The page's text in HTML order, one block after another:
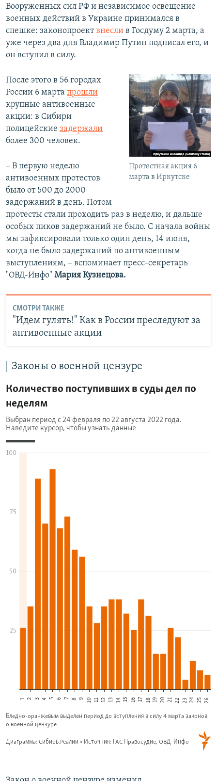
Вооруженных сил РФ и независимое освещение
военных действий в Украине принимался в
спешке: законопроектвнесли в Госдуму 2 марта, а
уже через два дня Владимир Путин подписал его, и
он вступил в силу.
Протестная акция 6
марта в Иркутске
После этого в 56 городах
России 6 марта прошли
крупные антивоенные
акции: в Сибири
полицейские задержали
более 300 человек.
– В первую неделю
антивоенных протестов
было от 500 до 2000
задержаний в день. Потом
протесты стали проходить раз в неделю, и дальше
особых пиков задержаний не было. С начала войны
мы зафиксировали только один день, 14 июня,
когда не было задержаний по антивоенным
выступлениям, – вспоминает пресс-секретарь
"ОВД-Инфо" Мария Кузнецова.
СМОТРИ ТАКЖЕ
"Идем гулять!" Как в России преследуют за
антивоенные акции
Законы о военной цензуре